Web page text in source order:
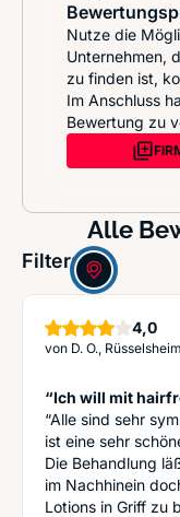
Nutze die
Unternehmen,
zu finden ist,
Im Anschluss
Bewertung zu
Alle
Filter:
4,0
von D. O.,
“Ich will mit
“Alle sind sehr
ist eine sehr
Die Behandlung
im Nachhinein
Lotions in Griff zu